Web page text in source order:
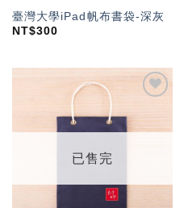
臺灣大學iPad帆布書袋-深灰
NT$300
望輕
已售完